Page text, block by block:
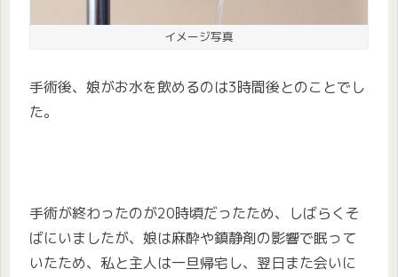
イメージ写真
手術後、娘がお水を飲めるのは3時間後とのことでし
た。
手術が終わったのが20時頃だったため、しばらくそ
ばにいましたが、娘は麻酔や鎮静剤の影響で眠って
いたため、私と主人は一旦帰宅し、翌日また会いに